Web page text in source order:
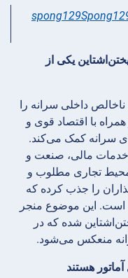
لیختن‌اشتاین یکی از
ناخالص داخلی سرانه را
با اقتصاد قوی و
سرانه کمک می‌کند.
خدمات مالی، صنعت و
محیط تجاری مطلوب و
را جذب کرده که
است. این موضوع منجر
شده که در
منعکس می‌شود.